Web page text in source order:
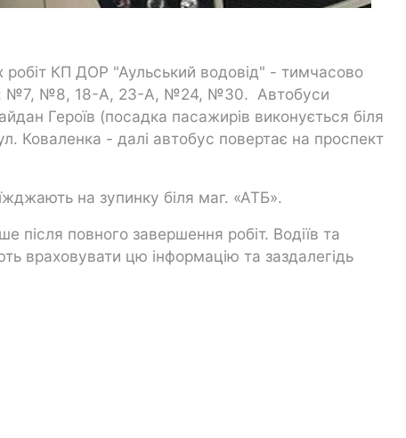
КП ДОР "Аульський водовід" - тимчасово
№7, №8, 18-А, 23-А, №24, №30. Автобуси
Героїв (посадка пасажирів виконується біля
Коваленка - далі автобус повертає на проспект
на зупинку біля маг. «АТБ».
після повного завершення робіт. Водіїв та
враховувати цю інформацію та заздалегідь